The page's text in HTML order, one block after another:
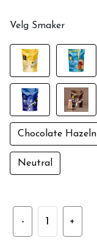
Velg Smaker
Chocolate
Neutral